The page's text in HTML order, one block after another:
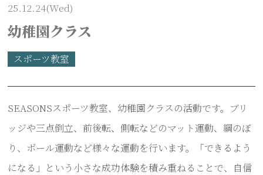
25.12.24(Wed)
幼稚園クラス
スポーツ教室
SEASONSスポーツ教室、幼稚園クラスの活動です。ブリ
ッジや三点倒立、前後転、側転などのマット運動、綱のぼ
り、ボール運動など様々な運動を行います。「できるよう
になる」という小さな成功体験を積み重ねることで、自信